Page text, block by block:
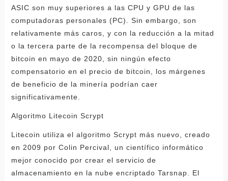
ASIC son muy superiores a las CPU y GPU de las
computadoras personales (PC). Sin embargo, son
relativamente más caros, y con la reducción a la mitad
o la tercera parte de la recompensa del bloque de
bitcoin en mayo de 2020, sin ningún efecto
compensatorio en el precio de bitcoin, los márgenes
de beneficio de la minería podrían caer
significativamente.
Algoritmo Litecoin Scrypt
Litecoin utiliza el algoritmo Scrypt más nuevo, creado
en 2009 por Colin Percival, un científico informático
mejor conocido por crear el servicio de
almacenamiento en la nube encriptado Tarsnap. El